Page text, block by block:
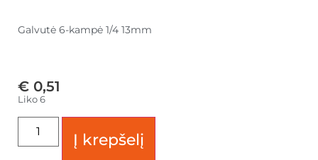
Galvutė 6-kampė 1/4 13mm
€ 0,51
Liko 6
Į krepšelį